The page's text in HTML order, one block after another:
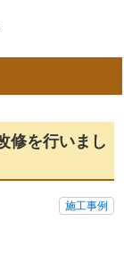
修を行いまし
施工事例